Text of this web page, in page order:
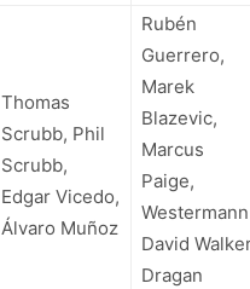
Thomas
Scrubb, Phil
Scrubb,
Edgar Vicedo,
Álvaro Muñoz
Rubén
Guerrero,
Marek
Blazevic,
Marcus
Paige,
David
Dragan